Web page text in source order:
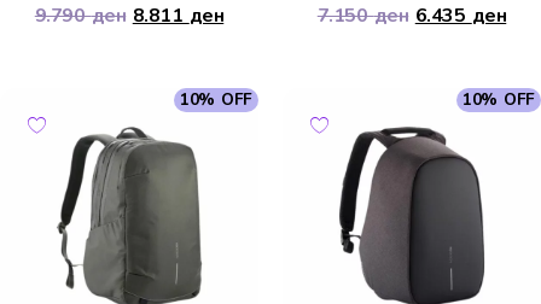
9.790ден 8.811 ден 7.150ден 6.435 ден
10% OFF 10% OFF